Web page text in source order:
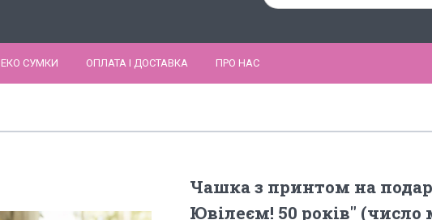
ЕКО СУМКИ ОПЛАТА І ДОСТАВКА ПРО НАС
Чашка з принтом на
Ювілеєм! 50 років"